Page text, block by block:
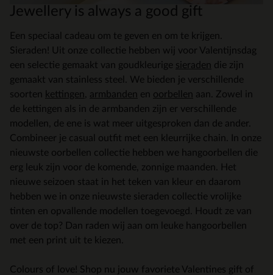
Jewellery is always a good gift
Een speciaal cadeau om te geven en om te krijgen.
Sieraden! Uit onze collectie hebben wij voor Valentijnsdag
een selectie gemaakt van goudkleurige sieraden die zijn
gemaakt van stainless steel. We bieden je verschillende
soorten kettingen armbanden en oorbellen aan. Zowel in
de kettingen als in de armbanden zijn er verschillende
modellen, de ene is wat meer uitgesproken dan de ander.
Combineer je casual outfit met een kleurrijke chain. In onze
nieuwste oorbellen collectie hebben we hangoorbellen die
erg leuk zijn voor de komende, zonnige maanden. Het
nieuwe seizoen staat in het teken van kleur en daarom
hebben we in onze nieuwste sieraden collectie vrolijke
tinten en opvallende modellen toegevoegd. Houdt ze van
over de top? Dan raden wij aan om leuke hangoorbellen
met een print uit te kiezen.
Colours of love! Shop nu jouw favoriete Valentines gift of